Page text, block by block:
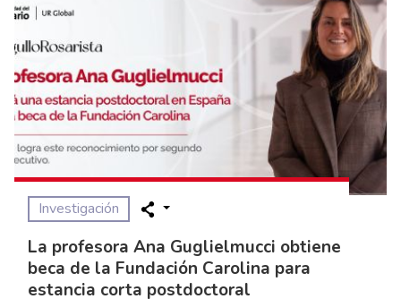
Investigación
La profesora Ana Guglielmucci obtiene
beca de la Fundación Carolina para
estancia corta postdoctoral